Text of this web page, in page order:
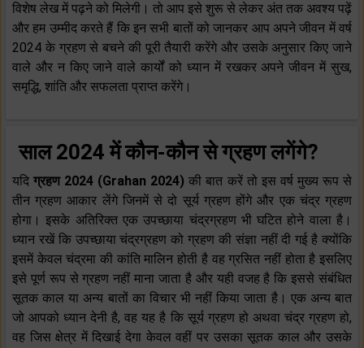
विशेष लेख में पढ़ने को मिलेगी। तो आप इसे शुरू से लेकर अंत तक अवश्य पढ़ें
और हम उम्मीद करते हैं कि इन सभी बातों को जानकर आप अपने जीवन में वर्ष
2024 के ग्रहण से बचने की पूरी तैयारी करेंगे और उसके अनुसार किए जाने
वाले और न किए जाने वाले कार्यों को ध्यान में रखकर अपने जीवन में सुख,
समृद्धि, शांति और सफलता प्राप्त करेंगे।
साल 2024 में कौन-कौन से ग्रहण लगेंगे?
यदि ग्रहण 2024 (Grahan 2024)की बात करें तो इस वर्ष मुख्य रूप से
तीन ग्रहण आकार लेंगे जिनमें से दो सूर्य ग्रहण होंगे और एक चंद्र ग्रहण
होगा। इसके अतिरिक्त एक उपच्छाया चंद्रग्रहण भी घटित होने वाला है।
ध्यान रखें कि उपच्छाया चंद्रग्रहण को ग्रहण की संज्ञा नहीं दी गई है क्योंकि
इसमें केवल चंद्रमा की कांति मालिन होती है वह ग्रसित नहीं होता है इसलिए
इसे पूर्ण रूप से ग्रहण नहीं माना जाता है और यही वजह है कि इससे संबंधित
सूतक काल या अन्य बातों का विचार भी नहीं किया जाता है। एक अन्य बात
जो आपको ध्यान देनी है, वह यह है कि सूर्य ग्रहण हो अथवा चंद्र ग्रहण हो,
वह जिस क्षेत्र में दिखाई देगा केवल वहीं पर उसका सूतक काल और उसके